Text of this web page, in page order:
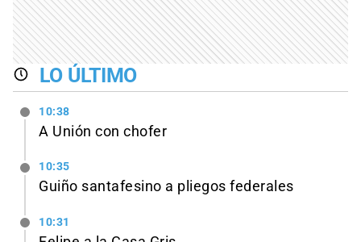
LO ÚLTIMO
10:38
A Unión con chofer
10:35
Guiño santafesino a pliegos federales
10:31